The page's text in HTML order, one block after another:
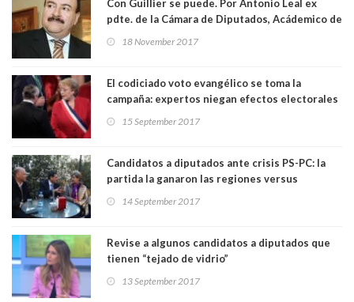
Con Guillier se puede. Por Antonio Leal ex
pdte. de la Cámara de Diputados, Acádemico de
18 November 2017
El codiciado voto evangélico se toma la
campaña: expertos niegan efectos electorales
15 September 2017
Candidatos a diputados ante crisis PS-PC: la
partida la ganaron las regiones versus
14 September 2017
Revise a algunos candidatos a diputados que
tienen “tejado de vidrio”
13 September 2017